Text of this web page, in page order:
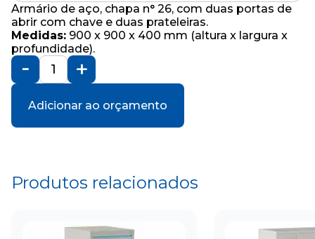
Armário de aço, chapa n° 26, com duas portas de
abrir com chave e duas prateleiras.
Medidas: 900 x 900 x 400 mm (altura x largura x
profundidade).
Adicionar ao orçamento
Produtos relacionados